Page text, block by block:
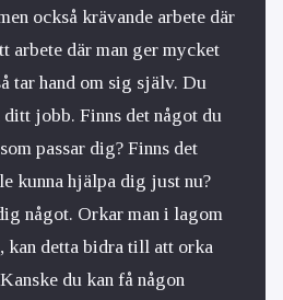
också krävande arbete där
arbete där man ger mycket
tar hand om sig själv. Du
jobb. Finns det något du
passar dig? Finns det
kunna hjälpa dig just nu?
något. Orkar man i lagom
kan detta bidra till att orka
du kan få någon